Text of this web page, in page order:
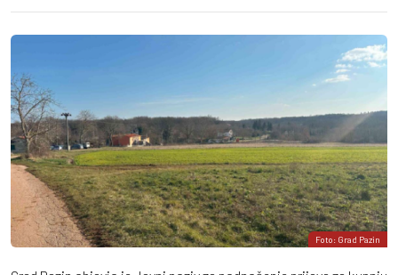
Foto: Grad Pazin